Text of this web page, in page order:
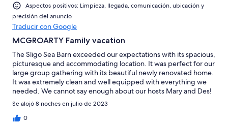
Aspectos positivos: Limpieza, llegada, comunicación, ubicación y
precisión del anuncio
Traducir con Google
MCGROARTY Family vacation
The Sligo Sea Barn exceeded our expectations with its spacious,
picturesque and accommodating location. It was perfect for our
large group gathering with its beautiful newly renovated home.
It was extremely clean and well equipped with everything we
needed. We cannot say enough about our hosts Mary and Des!
They went above and beyond to make our stay perfect. Their
sincere and gracious hospitality was unmatched. There was a
wonderful walking trail nearby with beautiful views and its
Se alojó 8 noches en julio de 2023
0